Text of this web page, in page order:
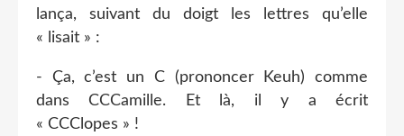
lança, suivant du doigt les lettres qu’elle
« lisait » :
- Ça, c’est un C (prononcer Keuh) comme
dans CCCamille. Et là, il y a écrit
« CCClopes » !